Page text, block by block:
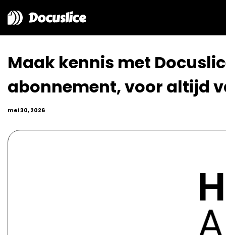
Docuslice
Maak kennis met
abonnement, voor altijd
mei 30, 2026